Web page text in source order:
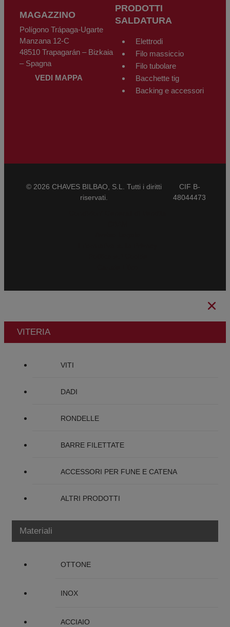
MAGAZZINO
Polígono Trápaga-Ugarte
Manzana 12-C
48510 Trapagarán – Bizkaia
– Spagna
VEDI MAPPA
PRODOTTI
SALDATURA
Elettrodi
Filo massiccio
Filo tubolare
Bacchette tig
Backing e accessori
© 2026 CHAVES BILBAO, S.L. Tutti i diritti
riservati.
CIF B-
48044473
VITERIA
VITI
DADI
RONDELLE
BARRE FILETTATE
ACCESSORI PER FUNE E CATENA
ALTRI PRODOTTI
Materiali
OTTONE
INOX
ACCIAIO